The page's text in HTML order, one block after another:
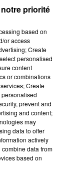
priorité
based on
or access
Create
personalised
content
or combinations
Create
prevent and
and content;
may
data to offer
actively
data from
based on